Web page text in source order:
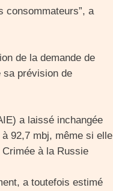
consommateurs”, a
de la demande de
sa prévision de
a laissé inchangée
92,7 mbj, même si elle
Crimée à la Russie
a toutefois estimé